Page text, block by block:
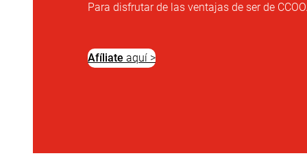
Para disfrutar de las ventajas de ser de
Afíliate aquí >